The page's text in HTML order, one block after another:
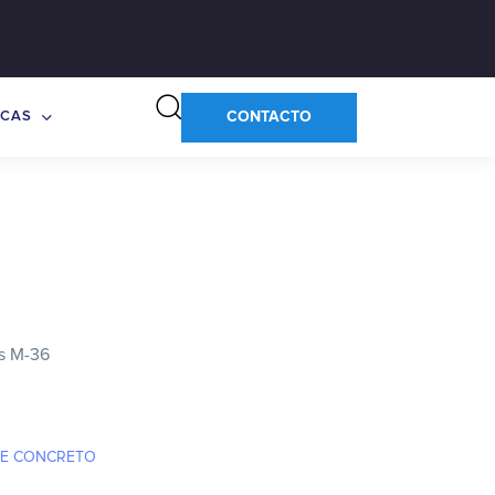
CONTACTO
M-36
CONCRETO